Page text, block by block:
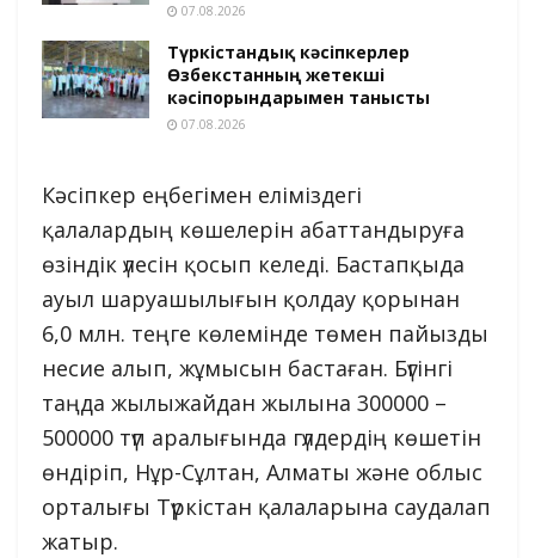
07.08.2026
Түркістандық кәсіпкерлер
Өзбекстанның жетекші
кәсіпорындарымен танысты
07.08.2026
Кәсіпкер еңбегімен еліміздегі
қалалардың көшелерін абаттандыруға
өзіндік үлесін қосып келеді. Бастапқыда
ауыл шаруашылығын қолдау қорынан
6,0 млн. теңге көлемінде төмен пайызды
несие алып, жұмысын бастаған. Бүгінгі
таңда жылыжайдан жылына 300000 –
500000 түп аралығында гүлдердің көшетін
өндіріп, Нұр-Сұлтан, Алматы және облыс
орталығы Түркістан қалаларына саудалап
жатыр.